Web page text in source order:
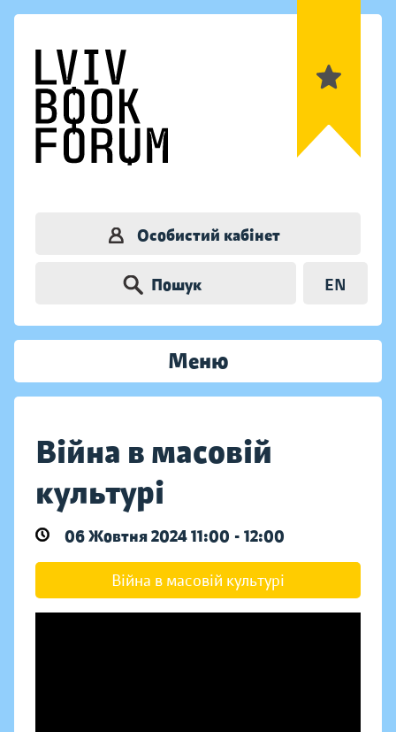
Особистий кабінет
Пошук EN
Меню
Війна в масовій
культурі
06 Жовтня 2024 11:00 - 12:00
Війна в масовій культурі